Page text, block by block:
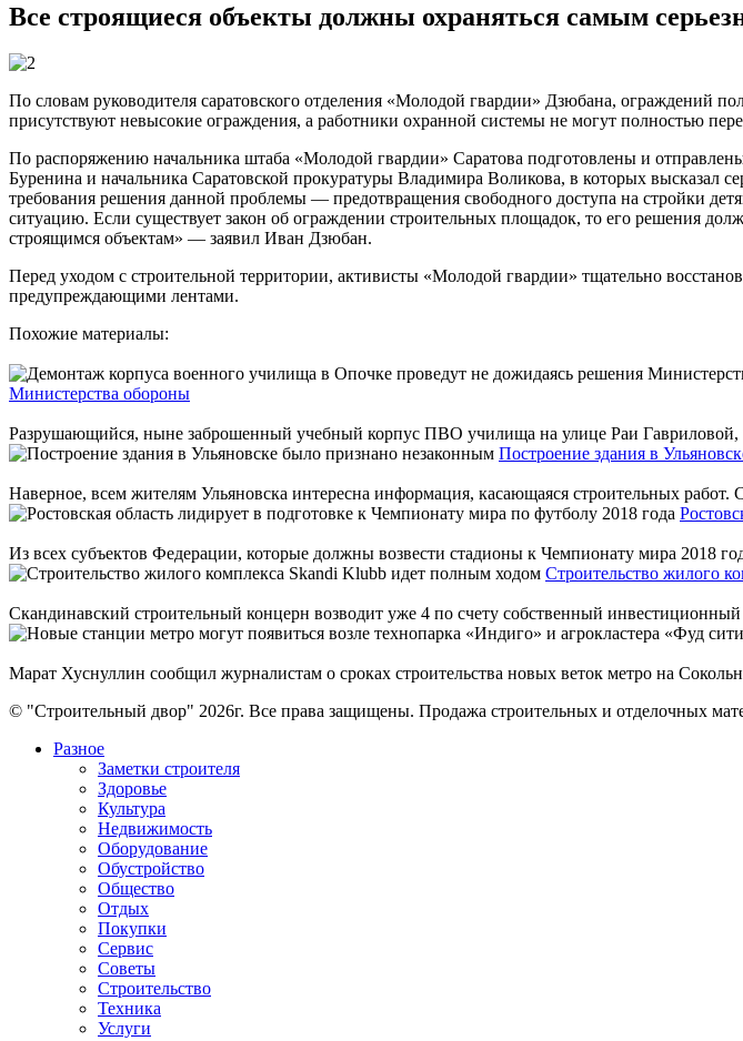
Все строящиеся объекты должны охраняться самым
По словам руководителя саратовского отделения «Молодой гвардии» Дзюбана, ограждений
присутствуют невысокие ограждения, а работники охранной системы не могут полностью
По распоряжению начальника штаба «Молодой гвардии» Саратова подготовлены и
Буренина и начальника Саратовской прокуратуры Владимира Воликова, в которых высказал
требования решения данной проблемы — предотвращения свободного доступа на стройки
ситуацию. Если существует закон об ограждении строительных площадок, то его решения
строящимся объектам» — заявил Иван Дзюбан.
Перед уходом с строительной территории, активисты «Молодой гвардии» тщательно
предупреждающими лентами.
Похожие материалы:
Министерства обороны
Разрушающийся, ныне заброшенный учебный корпус ПВО училища на улице Раи Гавриловой,
Построение здания в
Наверное, всем жителям Ульяновска интересна информация, касающаяся строительных
Из всех субъектов Федерации, которые должны возвести стадионы к Чемпионату мира 2018
Строительство жилого
Скандинавский строительный концерн возводит уже 4 по счету собственный
Марат Хуснуллин сообщил журналистам о сроках строительства новых веток метро на
© "Строительный двор" 2026г. Все права защищены. Продажа строительных и отделочных
Разное
Заметки строителя
Здоровье
Культура
Недвижимость
Оборудование
Обустройство
Общество
Отдых
Покупки
Сервис
Советы
Строительство
Техника
Услуги